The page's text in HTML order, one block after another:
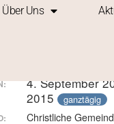
Über Uns
4. September
2015
ganztägig
Christliche